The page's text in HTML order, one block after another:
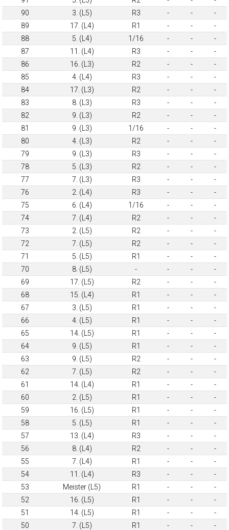
90
3. (L5) R3 - -
-
89
17. (L4) R1 - -
-
88
5. (L4) 1/16 - -
-
87
11. (L4) R3 - -
-
86
16. (L3) R2 - -
-
85
4. (L4) R3 - -
-
84
17. (L3) R2 - -
-
83
8. (L3) R3 - -
-
82
9. (L3) R2 - -
-
81
9. (L3) 1/16 - -
-
80
4. (L3) R2 - -
-
79
9. (L3) R3 - -
-
78
5. (L3) R2 - -
-
77
7. (L3) R3 - -
-
76
2. (L4) R3 - -
-
75
6. (L4) 1/16 - -
-
74
7. (L4) R2 - -
-
73
2. (L5) R2 - -
-
72
7. (L5) R2 - -
-
71
5. (L5) R1 - -
-
70
8. (L5) - - -
-
69
17. (L5) R2 - -
-
68
15. (L4) R1 - -
-
67
3. (L5) R1 - -
-
66
4. (L5) R1 - -
-
65
14. (L5) R1 - -
-
64
9. (L5) R1 - -
-
63
9. (L5) R2 - -
-
62
7. (L5) R2 - -
-
61
14. (L4) R1 - -
-
60
2. (L5) R1 - -
-
59
16. (L5) R1 - -
-
58
5. (L5) R1 - -
-
57
13. (L4) R3 - -
-
56
8. (L4) R2 - -
-
55
7. (L4) R1 - -
-
54
11. (L4) R3 - -
-
53
Meister (L5) R1 - -
-
52
16. (L5) R1 - -
-
51
14. (L5) R1 - -
-
50
7. (L5) R1 - -
-